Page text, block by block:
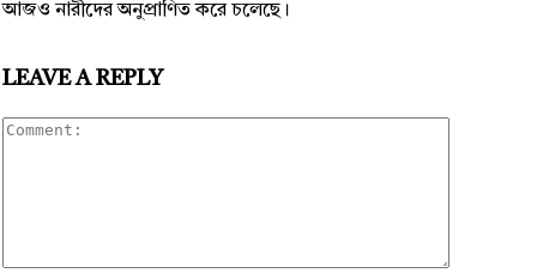
আজও নারীদের অনুপ্রাণিত করে চলেছে।
LEAVE A REPLY